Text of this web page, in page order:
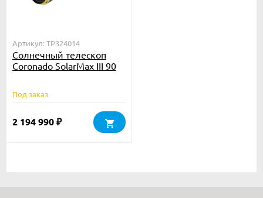
Артикул: TP324014
Солнечный телескоп
Coronado SolarMax III 90
Под заказ
2 194 990 ₽